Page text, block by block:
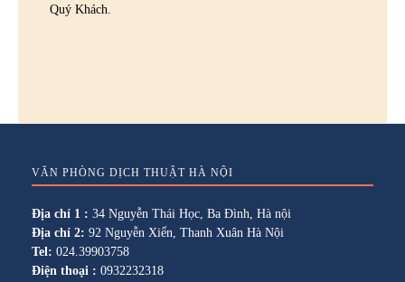
Quý Khách.
VĂN PHÒNG DỊCH THUẬT HÀ NỘI
Địa chỉ 1 : 34 Nguyễn Thái Học, Ba Đình, Hà nội
Địa chỉ 2: 92 Nguyễn Xiển, Thanh Xuân Hà Nội
Tel: 024.39903758
Điện thoại : 0932232318